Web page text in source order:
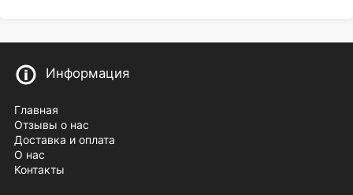
Информация
Главная
Отзывы о нас
Доставка и оплата
О нас
Контакты